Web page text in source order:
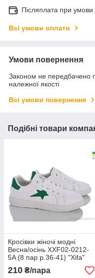
Післяплата при
Всі умови оплати
Умови повернення
Законом не передбачено
належної якості
Всі умови повернення
Подібні товари
Кросівки жіночі модні
Весна/осінь XXF02-0212-
5A (8 пар р.36-41) "Xifa"
оптом від прямого
постачальника
210 ₴/пара